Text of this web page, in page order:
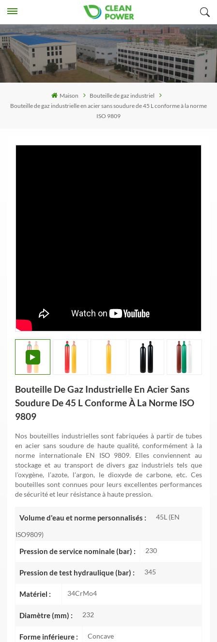
Maison
Bouteille de gaz industriel
Bouteille de gaz industrielle en acier sans soudure de 45 L conforme à la norme
ISO 9809
Bouteille De Gaz Industrielle En Acier Sans
Soudure De 45 L Conforme À La Norme ISO
9809
Nos bouteilles industrielles sont fabriquées à partir de tubes
en acier sans soudure de haute qualité, conformément à la
norme internationale EN ISO 9809. Elles conviennent au
stockage et au transport de divers gaz industriels tels que
l'oxygène, l'azote, l'argon, le dioxyde de carbone, etc. Ces
bouteilles sont connues pour leurs excellentes performances
de sécurité et leur résistance à haute pression.
Volume d'eau et norme personnalisés : 45L (EN
ISO9809)
Pression de service nominale (bar) : 230
Pression de test hydraulique (bar) : 345
Matériel : 34CrMo4
Diamètre (mm) : 232
Forme inférieure : Concave